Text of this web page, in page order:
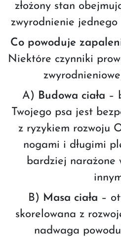
złożony stan
zwyrodnienie
Co powoduje
Niektóre czynniki
A) Budowa ciała –
Twojego psa jest
z ryzykiem rozwoju
nogami i długimi
bardziej narażone
B) Masa ciała –
skorelowana z
nadwaga